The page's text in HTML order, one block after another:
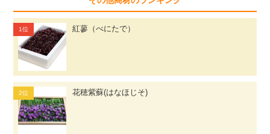
紅蓼（べにたで）
花穂紫蘇(はなほじそ)